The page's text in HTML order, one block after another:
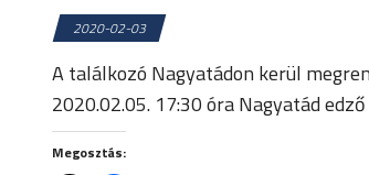
2020-02-03
A találkozó Nagyatádon kerül
2020.02.05. 17:30 óra Nagyatád
Megosztás: